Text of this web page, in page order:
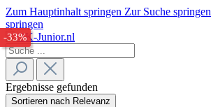
Zum Hauptinhalt springen Zur Suche springen
springen
Ergebnisse gefunden
Sortieren nach Relevanz
-32%
-33%